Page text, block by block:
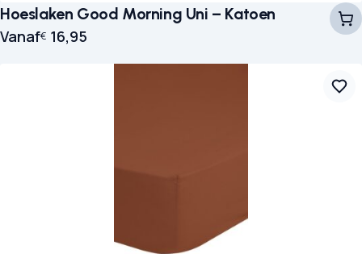
Hoeslaken Good Morning Uni – Katoen
Vanaf€ 16,95